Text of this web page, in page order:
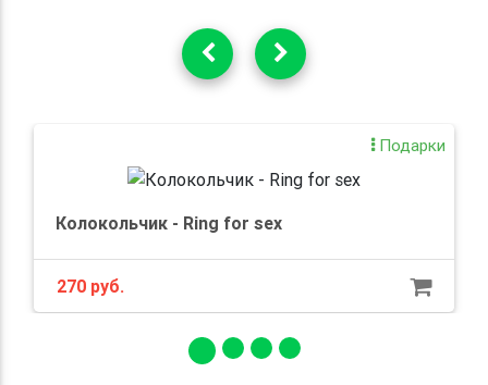
Подарки
Колокольчик - Ring for sex
270 руб.